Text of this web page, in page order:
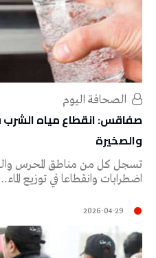
صفاقس: انقطاع مياه الشرب
والصخيرة
تسجل كل من مناطق المحرس
اضطرابات وانقطاعا في توزيع
2026-04-29